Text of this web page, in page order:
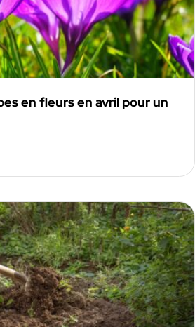
en fleurs en avril pour un